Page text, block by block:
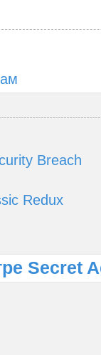
Breach
Redux
Secret